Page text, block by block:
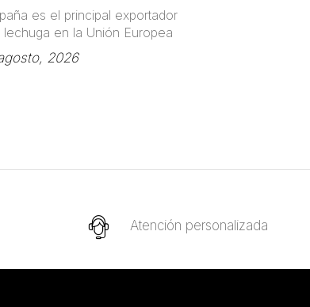
es el principal exportador
lechuga en la Unión Europea
2026
Atención personalizada